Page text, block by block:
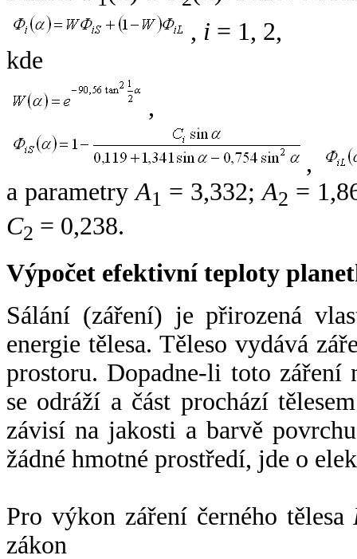
, i = 1, 2,
kde
,
,
a parametryA1 = 3,332;A2 =
C2 = 0,238.
Výpočet efektivní teploty
Sálání (záření) je přirozená
energie tělesa. Těleso vydává
prostoru. Dopadne-li toto záření
se odráží a část prochází
závisí na jakosti a barvě
žádné hmotné prostředí, jde o
Pro výkon záření černého tělesa
zákon